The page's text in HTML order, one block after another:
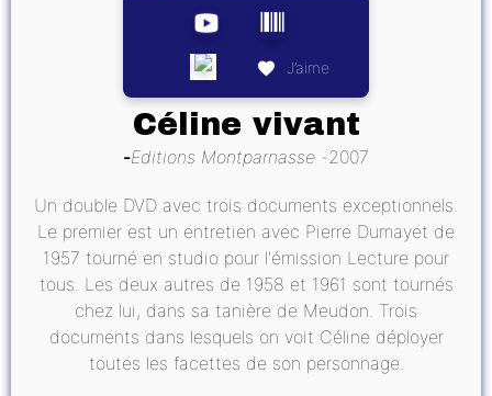
J’aime
Céline vivant
Editions Montparnasse 2007
Un double DVD avec trois documents exceptionnels.
Le premier est un entretien avec Pierre Dumayet de
1957 tourné en studio pour l'émission Lecture pour
tous. Les deux autres de 1958 et 1961 sont tournés
chez lui, dans sa tanière de Meudon. Trois
documents dans lesquels on voit Céline déployer
toutes les facettes de son personnage.